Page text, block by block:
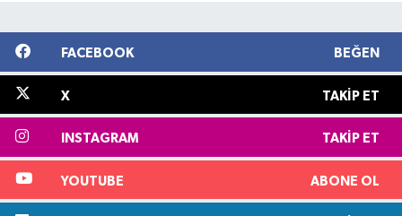
FACEBOOK BEĞEN
X TAKIP ET
INSTAGRAM TAKIP ET
YOUTUBE ABONE OL